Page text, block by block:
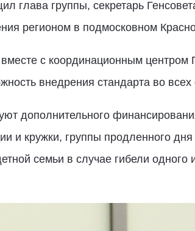
глава группы, секретарь
регионом в подмосковном
с координационным центром
внедрения стандарта во всех
дополнительного
и кружки, группы продленного
семьи в случае гибели одного